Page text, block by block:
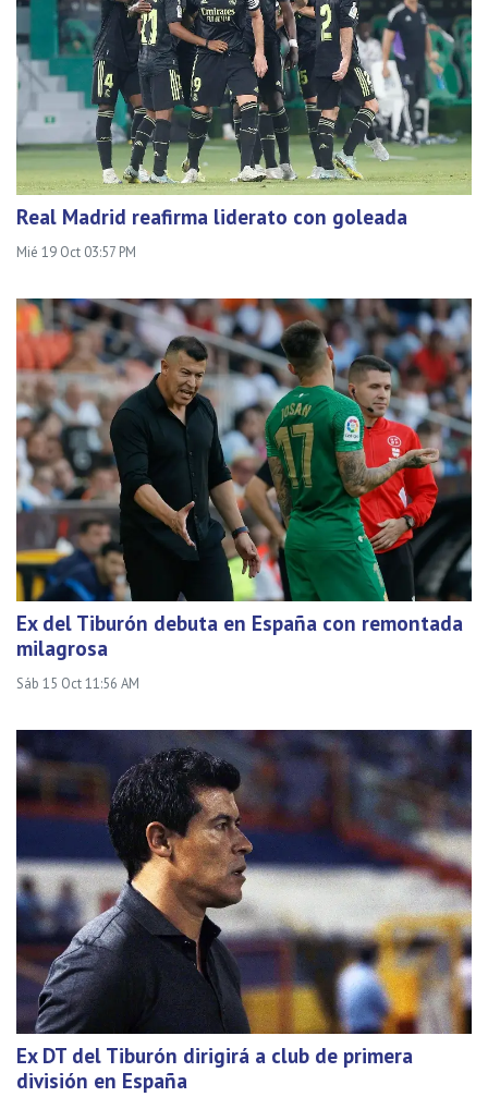
Real Madrid reafirma liderato con goleada
Mié 19 Oct 03:57 PM
Ex del Tiburón debuta en España con remontada
milagrosa
Sáb 15 Oct 11:56 AM
Ex DT del Tiburón dirigirá a club de primera
división en España